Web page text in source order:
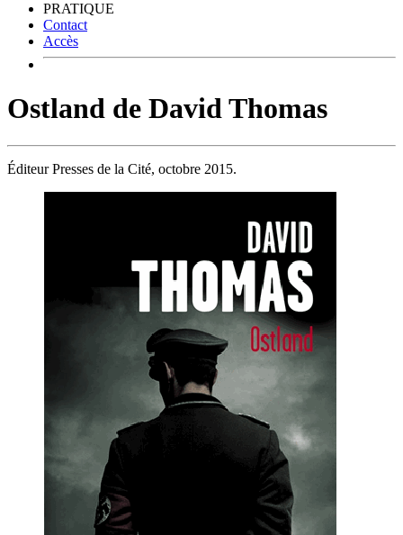
PRATIQUE
Contact
Accès
Ostland de David Thomas
Éditeur Presses de la Cité, octobre 2015.